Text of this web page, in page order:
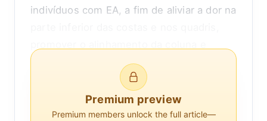
indivíduos com EA, a fim de aliviar a dor na
melhorar a qualidade geral do sono.
Compreender como a EA afeta o corpo é
essencial para reconhecer por que certas
Premium preview
Premium members unlock the full article—